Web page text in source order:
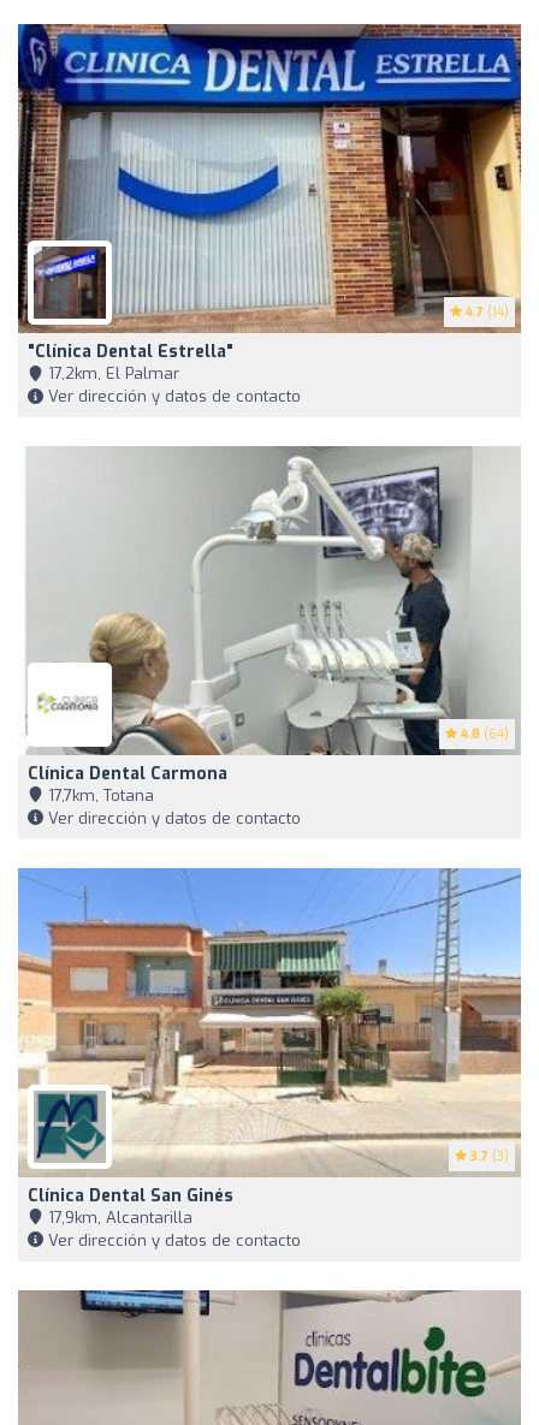
4.7 (14)
"Clínica Dental Estrella"
17,2km, El Palmar
Ver dirección y datos de contacto
4.8 (64)
Clínica Dental Carmona
17,7km, Totana
Ver dirección y datos de contacto
3.7 (3)
Clínica Dental San Ginés
17,9km, Alcantarilla
Ver dirección y datos de contacto